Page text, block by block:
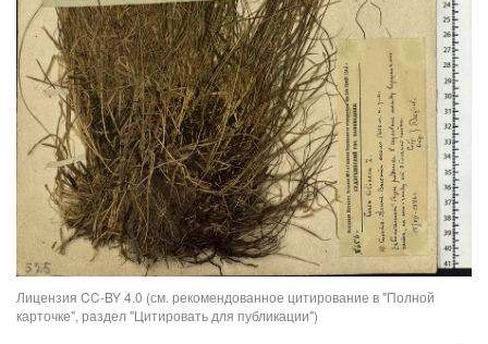
Лицензия CC-BY 4.0 (см. рекомендованное цитирование в "Полной
карточке", раздел "Цитировать для публикации")